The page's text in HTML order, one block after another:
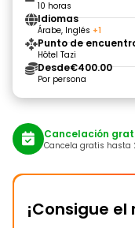
10 horas
Idiomas
Árabe, Inglés +1
Punto de
Hôtel Tazi
Desde€400.00
Por persona
Cancelación
Cancela gratis hasta
¡Consigue